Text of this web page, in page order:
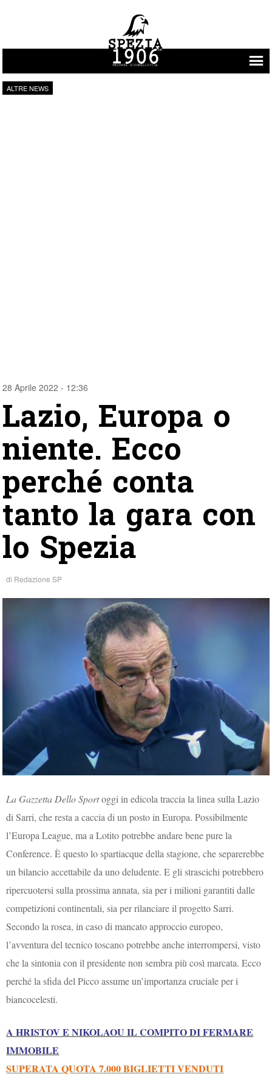
Vai al contenuto
ALTRE NEWS
28 Aprile 2022 - 12:36
Lazio, Europa o
niente. Ecco
perché conta
tanto la gara con
lo Spezia
di Redazione SP
La Gazzetta Dello Sportoggi in edicola traccia la linea sulla Lazio
di Sarri, che resta a caccia di un posto in Europa. Possibilmente
l’Europa League, ma a Lotito potrebbe andare bene pure la
Conference. È questo lo spartiacque della stagione, che separerebbe
un bilancio accettabile da uno deludente. E gli strascichi potrebbero
ripercuotersi sulla prossima annata, sia per i milioni garantiti dalle
competizioni continentali, sia per rilanciare il progetto Sarri.
Secondo la rosea, in caso di mancato approccio europeo,
l’avventura del tecnico toscano potrebbe anche interrompersi, visto
che la sintonia con il presidente non sembra più così marcata. Ecco
perché la sfida del Picco assume un’importanza cruciale per i
biancocelesti.
A HRISTOV E NIKOLAOU IL COMPITO DI FERMARE
IMMOBILE
SUPERATA QUOTA 7.000 BIGLIETTI VENDUTI